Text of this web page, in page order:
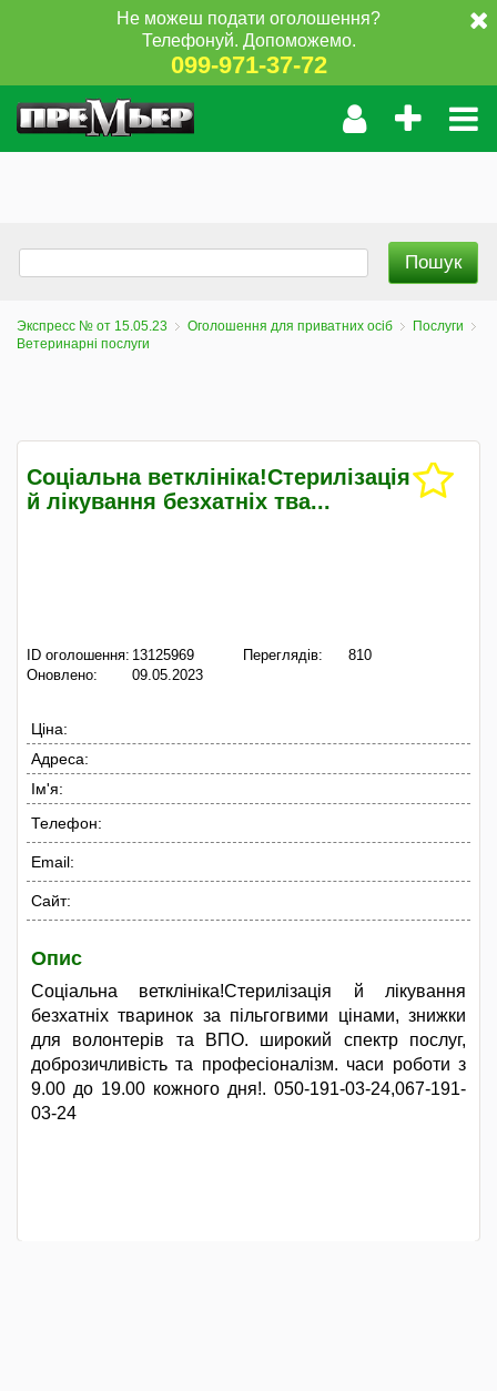
Не можеш подати оголошення?
Телефонуй. Допоможемо.
099-971-37-72
Экспресс № от 15.05.23 Оголошення для приватних осіб
Послуги
Ветеринарні послуги
Соціальна ветклініка!Стерилізація
й лікування безхатніх тва...
ID оголошення: 13125969
Оновлено:
09.05.2023
Переглядів: 810
Ціна:
Адреса:
Ім'я:
Телефон:
Email:
Сайт:
Опис
Соціальна ветклініка!Стерилізація й лікування
безхатніх тваринок за пільгогвими цінами, знижки
для волонтерів та ВПО. широкий спектр послуг,
доброзичливість та професіоналізм. часи роботи з
9.00 до 19.00 кожного дня!. 050-191-03-24,067-191-
03-24